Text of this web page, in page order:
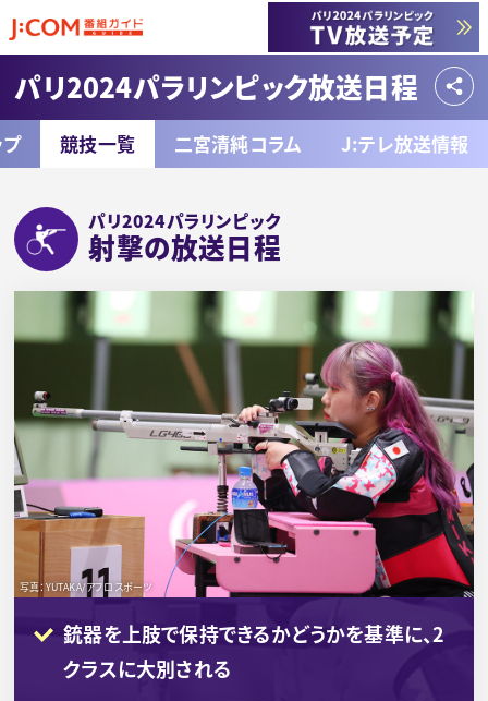
パリ2024パラリンピック放送日程
競技一覧 二宮清純コラム J:テレ放送情報
パリ2024パラリンピック
射撃の放送日程
写真：YUTAKA/アフロスポーツ
銃器を上肢で保持できるかどうかを基準に、2
クラスに大別される